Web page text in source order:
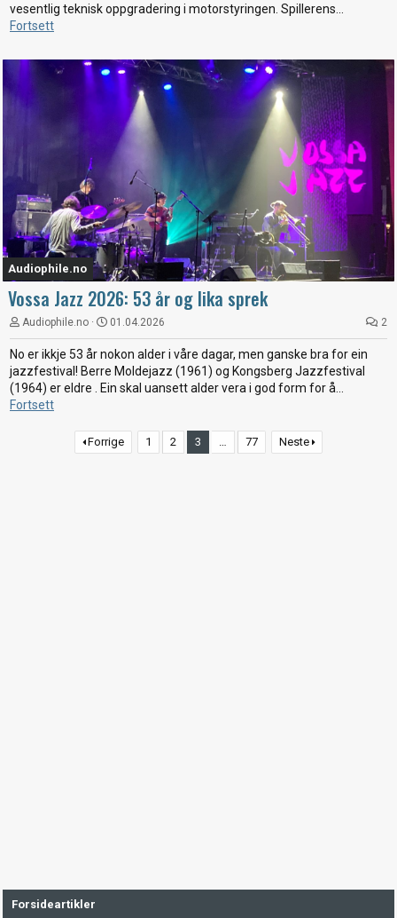
vesentlig teknisk oppgradering i motorstyringen. Spillerens...
Fortsett
Audiophile.no
Vossa Jazz 2026: 53 år og lika sprek
Audiophile.no 01.04.2026 2
No er ikkje 53 år nokon alder i våre dagar, men ganske bra for ein
jazzfestival! Berre Moldejazz (1961) og Kongsberg Jazzfestival
(1964) er eldre . Ein skal uansett alder vera i god form for å...
Fortsett
Forrige 1 2 3 77 Neste
Forsideartikler